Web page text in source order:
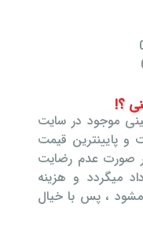
؟!
موجود در سایت
و پایینترین قیمت
صورت عدم رضایت
میگردد و هزینه
، پس با خیال